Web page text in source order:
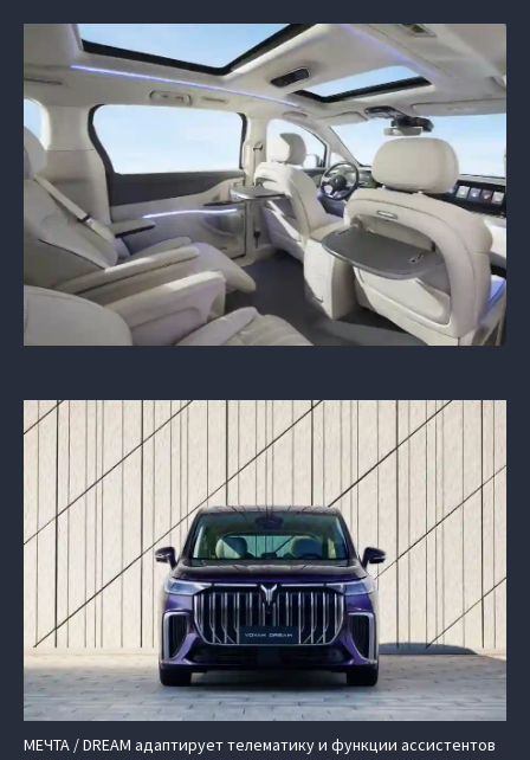
МЕЧТА / DREAM адаптирует телематику и функции ассистентов